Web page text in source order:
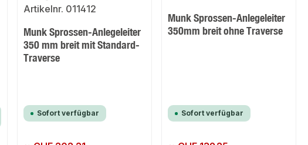
Munk Sprossen-Anlegeleiter
350 mm breit mit Standard-
Traverse
Sofort verfügbar
Munk Sprossen-Anlegeleiter
350mm breit ohne Traverse
Sofort verfügbar